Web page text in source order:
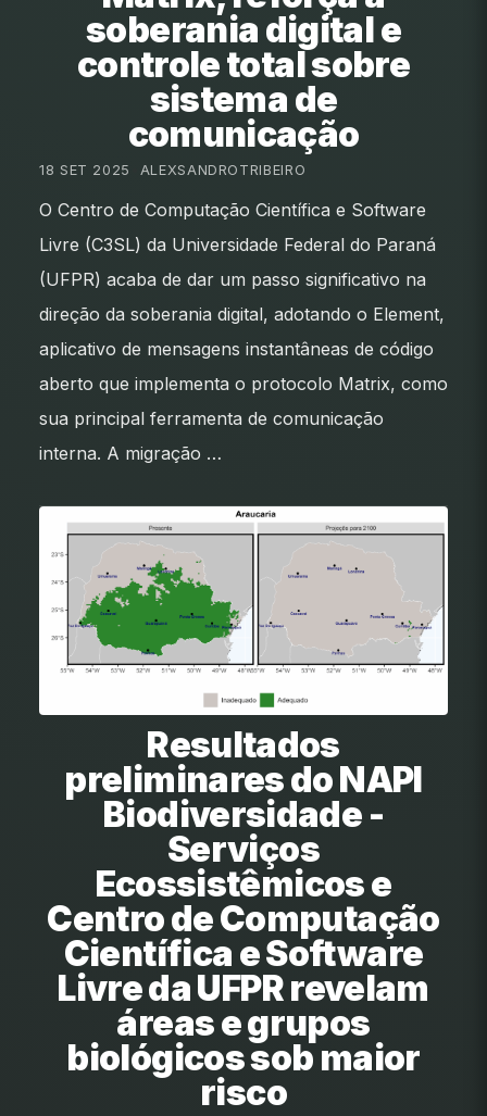
soberania digital e
controle total sobre
sistema de
comunicação
18 SET 2025 ALEXSANDROTRIBEIRO
O Centro de Computação Científica e Software
Livre (C3SL) da Universidade Federal do Paraná
(UFPR) acaba de dar um passo significativo na
direção da soberania digital, adotando o Element,
aplicativo de mensagens instantâneas de código
aberto que implementa o protocolo Matrix, como
sua principal ferramenta de comunicação
interna. A migração …
Resultados
preliminares do NAPI
Biodiversidade -
Serviços
Ecossistêmicos e
Centro de Computação
Científica e Software
Livre da UFPR revelam
áreas e grupos
biológicos sob maior
risco